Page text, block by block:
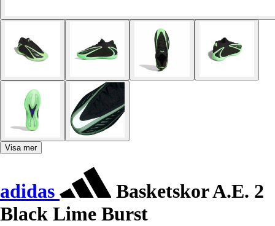
Visa mer
adidas
Basketskor A.E. 2
Black Lime Burst